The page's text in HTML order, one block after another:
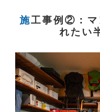
施工事例②：マンションこそ取り入
れたい